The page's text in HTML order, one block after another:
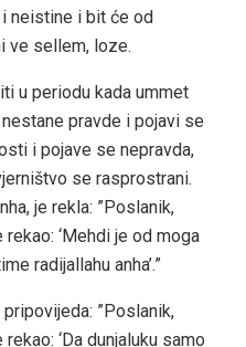
neistine i bit će od
ve sellem, loze.
u periodu kada ummet
pravde i pojavi se
i pojave se nepravda,
se rasprostrani.
je rekla: ”Poslanik,
‘Mehdi je od moga
radijallahu anha’.”
”Poslanik,
‘Da dunjaluku samo